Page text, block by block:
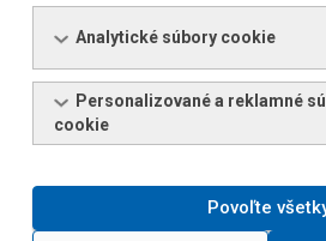
E-mail:Asistentka riaditeľa
Steel Servis Centrum
Analytické súbory cookie
Personalizované a reklamné
cookie
Povoľte